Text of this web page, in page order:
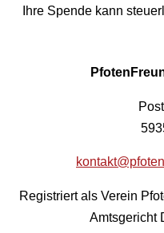
Ihre Spende kann
Registriert als Verein
Amtsgericht